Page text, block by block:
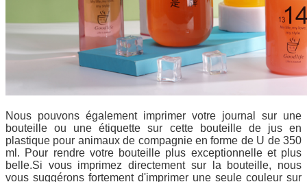
Nous pouvons également imprimer votre journal sur une
bouteille ou une étiquette sur cette bouteille de jus en
plastique pour animaux de compagnie en forme de U de 350
ml. Pour rendre votre bouteille plus exceptionnelle et plus
belle.Si vous imprimez directement sur la bouteille, nous
vous suggérons fortement d'imprimer une seule couleur sur